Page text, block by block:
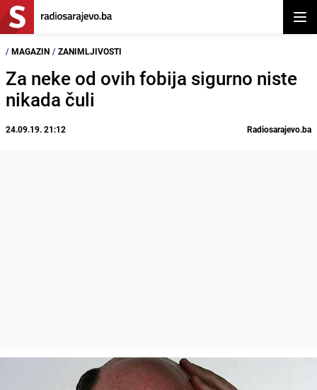
/ MAGAZIN / ZANIMLJIVOSTI
Za neke od ovih fobija sigurno niste
nikada čuli
24.09.19. 21:12 Radiosarajevo.ba